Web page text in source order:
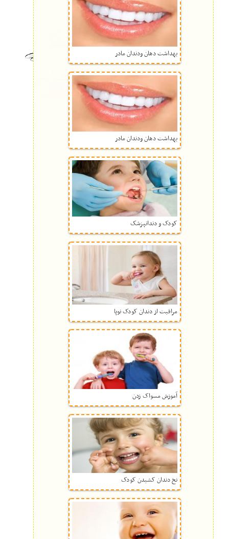
بهداشت دهان ودندان مادر
بهداشت دهان ودندان مادر
کودک و دندانپزشک
مراقبت از دندان کودک نوپا
آموزش مسواک زدن
نخ دندان کشیدن کودک